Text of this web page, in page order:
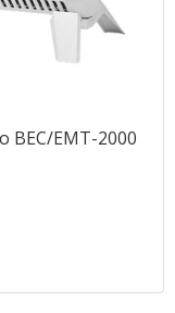
BEC/EMT-2000